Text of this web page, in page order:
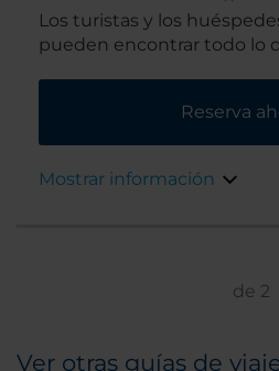
Los turistas y los
pueden encontrar todo lo
huéspedes ejecutivos
lo que necesiten a pocos
Reserva
Mostrar información
de 2
Ver otras guías de